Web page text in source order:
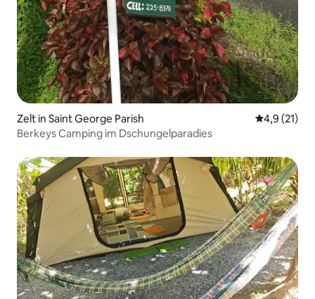
Zelt in Saint George Parish
4,9 (21)
Berkeys Camping im Dschungelparadies